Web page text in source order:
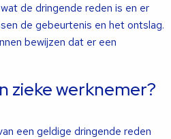
de dringende reden is en er
de gebeurtenis en het ontslag.
bewijzen dat er een
zieke werknemer?
een geldige dringende reden